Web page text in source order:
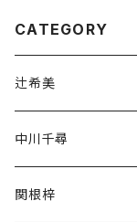
CATEGORY
辻希美
中川千尋
通常商品
関根梓